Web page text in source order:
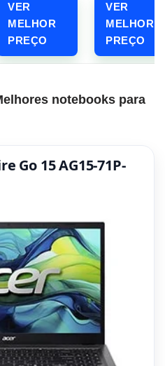
VER
MELHOR
PREÇO
VER
MELHOR
PREÇO
notebooks para
Go 15 AG15-71P-